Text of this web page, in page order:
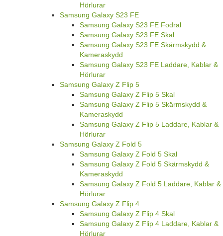
Hörlurar
Samsung Galaxy S23 FE
Samsung Galaxy S23 FE Fodral
Samsung Galaxy S23 FE Skal
Samsung Galaxy S23 FE Skärmskydd &
Kameraskydd
Samsung Galaxy S23 FE Laddare, Kablar &
Hörlurar
Samsung Galaxy Z Flip 5
Samsung Galaxy Z Flip 5 Skal
Samsung Galaxy Z Flip 5 Skärmskydd &
Kameraskydd
Samsung Galaxy Z Flip 5 Laddare, Kablar &
Hörlurar
Samsung Galaxy Z Fold 5
Samsung Galaxy Z Fold 5 Skal
Samsung Galaxy Z Fold 5 Skärmskydd &
Kameraskydd
Samsung Galaxy Z Fold 5 Laddare, Kablar &
Hörlurar
Samsung Galaxy Z Flip 4
Samsung Galaxy Z Flip 4 Skal
Samsung Galaxy Z Flip 4 Laddare, Kablar &
Hörlurar